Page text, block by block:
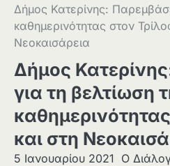
Δήμος Κατερίνης:
καθημερινότητας στον
Νεοκαισάρεια
Δήμος
για τη βελτίωση
και στη
5 Ιανουαρίου 2021 Ο